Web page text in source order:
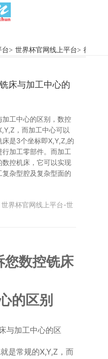
国）
台> 世界杯官网线上平台> 行业新
床与加工中心的
工中心的区别，数控
，而加工中心可以
是3个坐标即X,Y,Z,的
加工零部件。而加工
控机床，它可以实现
杂型腔及复杂型面的
世界杯官网线上平台-世
您数控铣床
的区别
与加工中心的区
是常规的X,Y,Z，而